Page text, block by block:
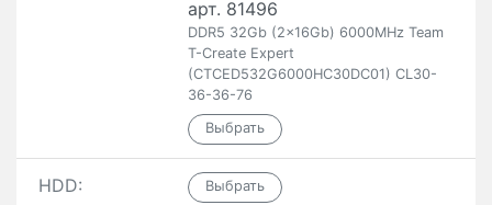
арт. 81496
DDR5 32Gb (2x16Gb) 6000MHz Team
T-Create Expert
(CTCED532G6000HC30DC01) CL30-
36-36-76
HDD: